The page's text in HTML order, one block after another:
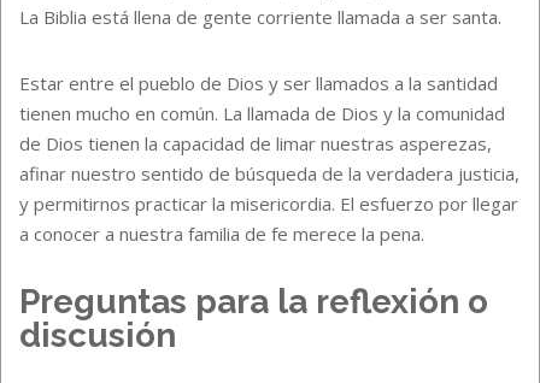
La Biblia está llena de gente corriente llamada a ser santa.
Estar entre el pueblo de Dios y ser llamados a la santidad
tienen mucho en común. La llamada de Dios y la comunidad
de Dios tienen la capacidad de limar nuestras asperezas,
afinar nuestro sentido de búsqueda de la verdadera justicia,
y permitirnos practicar la misericordia. El esfuerzo por llegar
a conocer a nuestra familia de fe merece la pena.
Preguntas para la reflexión o
discusión